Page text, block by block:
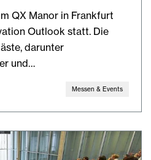
QX Manor in Frankfurt
Outlook statt. Die
darunter
und…
Messen & Events